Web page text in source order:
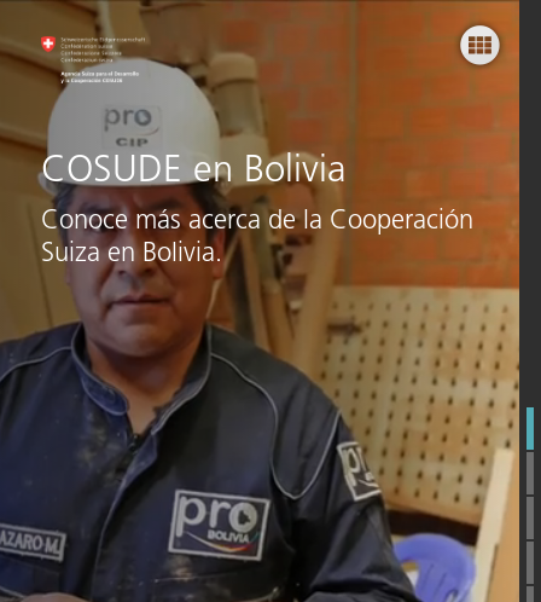
Introducción
COSUDE en Bolivia
Conoce más acerca de la Cooperación
Suiza en Bolivia.
1969-1984
1985-1992
1993-2003
2004-2012
2013-2024